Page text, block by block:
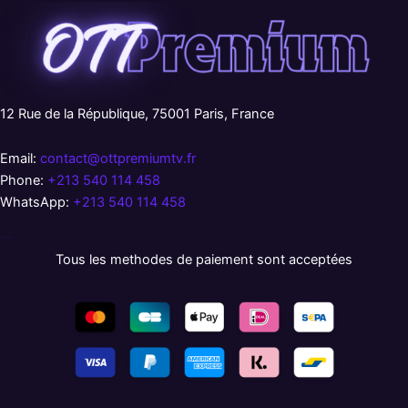
12 Rue de la République, 75001 Paris, France
Email: contact@ottpremiumtv.fr
Phone: +213 540 114 458
WhatsApp: +213 540 114 458
Tous les methodes de paiement sont acceptées